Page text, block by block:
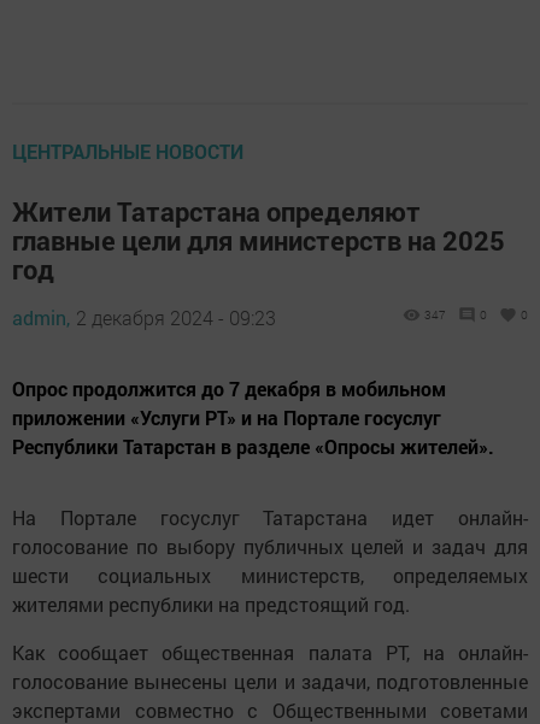
ЦЕНТРАЛЬНЫЕ НОВОСТИ
Жители Татарстана определяют
главные цели для министерств на 2025
год
admin, 2 декабря 2024 - 09:23 347 0 0
Опрос продолжится до 7 декабря в мобильном
приложении «Услуги РТ» и на Портале госуслуг
Республики Татарстан в разделе «Опросы жителей».
На Портале госуслуг Татарстана идет онлайн-
голосование по выбору публичных целей и задач для
шести социальных министерств, определяемых
жителями республики на предстоящий год.
Как сообщает общественная палата РТ, на онлайн-
голосование вынесены цели и задачи, подготовленные
экспертами совместно с Общественными советами